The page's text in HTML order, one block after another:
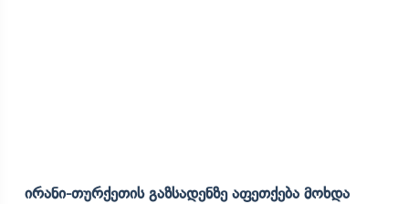
Ირანი-Თურქეთის Გაზსადენზე Აფეთქება Მოხდა